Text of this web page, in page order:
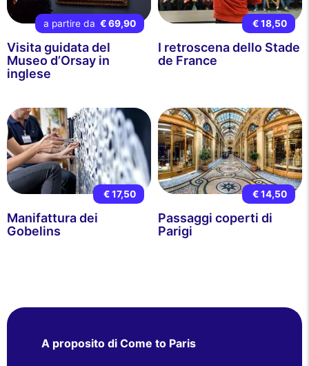
a partire da € 69,90
Visita guidata del
Museo d’Orsay in
inglese
€ 18,50
I retroscena dello Stade
de France
€ 17,50
Manifattura dei
Gobelins
€ 14,50
Passaggi coperti di
Parigi
A proposito di Come to Paris